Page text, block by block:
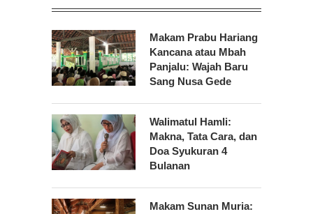
Makam Prabu Hariang
Kancana atau Mbah
Panjalu: Wajah Baru
Sang Nusa Gede
Walimatul Hamli:
Makna, Tata Cara, dan
Doa Syukuran 4
Bulanan
Makam Sunan Muria: